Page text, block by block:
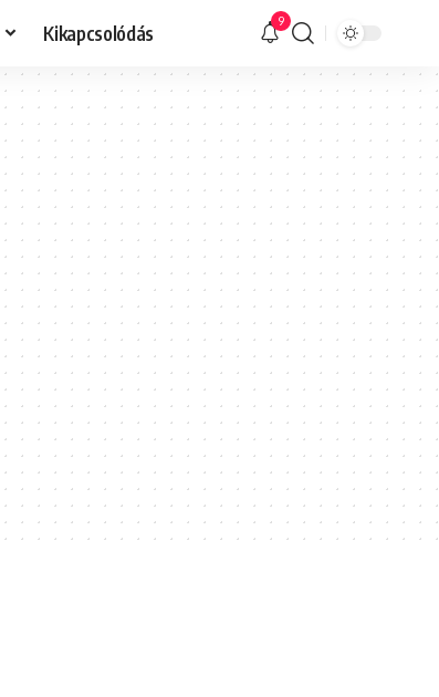
Kikapcsolódás 9